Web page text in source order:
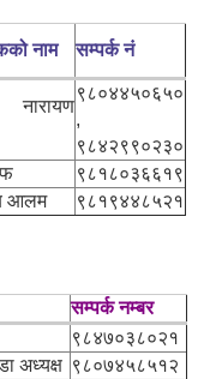
नाम सम्पर्क नं
नारायण
९८०४४५०६५०
,
९८४२९९०२३०
९८१८०३६६१९
आलम ९८१९४४८५२१
सम्पर्क नम्बर
९८४७०३८०२१
अध्यक्ष ९८०७४५८५१२